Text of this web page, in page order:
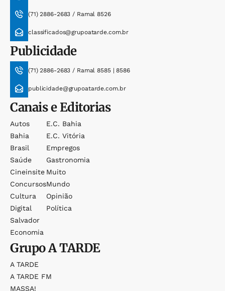
(71) 2886-2683 / Ramal 8526
classificados@grupoatarde.com.br
Publicidade
(71) 2886-2683 / Ramal 8585 | 8586
publicidade@grupoatarde.com.br
Canais e Editorias
Autos
Bahia
Brasil
Saúde
Cineinsite
Concursos
Cultura
Digital
Salvador
Economia
E.c. Bahia
E.c. Vitória
Empregos
Gastronomia
Muito
Mundo
Opinião
Política
GrupoA TARDE
A TARDE
A TARDE FM
MASSA!